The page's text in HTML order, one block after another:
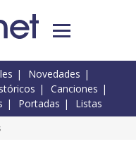
Novedades
Canciones
Portadas Listas